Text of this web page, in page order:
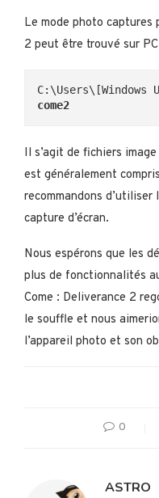
Le mode photo captures
2 peut être trouvé sur
C:\Users\[Windows
come2
Il s’agit de fichiers
est généralement
recommandons
capture d’écran.
Nous espérons que les
plus de fonctionnalités
Come : Deliverance 2
le souffle et nous
l’appareil photo et son
0
ASTRO